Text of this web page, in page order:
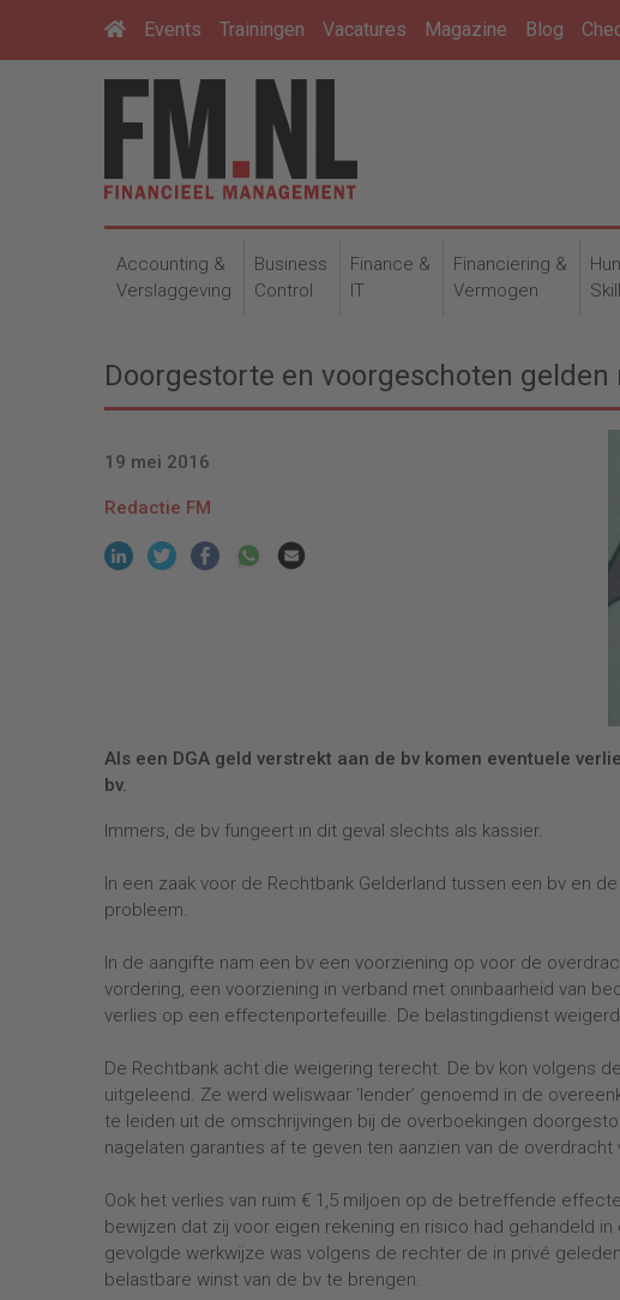
Events Trainingen Vacatures Magazine Blog
Accounting &
Verslaggeving
Business
Control
Finance &
IT
Financiering &
Vermogen
Doorgestorte en voorgeschoten
19 mei 2016
Redactie FM
Als een DGA geld verstrekt aan de bv komen eventuele
bv.
Immers, de bv fungeert in dit geval slechts als kassier.
In een zaak voor de Rechtbank Gelderland tussen een bv en
probleem.
In de aangifte nam een bv een voorziening op voor de
vordering, een voorziening in verband met oninbaarheid van
verlies op een effectenportefeuille. De belastingdienst
De Rechtbank acht die weigering terecht. De bv kon volgens
uitgeleend. Ze werd weliswaar ‘lender’ genoemd in de
te leiden uit de omschrijvingen bij de overboekingen
nagelaten garanties af te geven ten aanzien van de overdracht
Ook het verlies van ruim € 1,5 miljoen op de betreffende
bewijzen dat zij voor eigen rekening en risico had gehandeld
gevolgde werkwijze was volgens de rechter de in privé
belastbare winst van de bv te brengen.